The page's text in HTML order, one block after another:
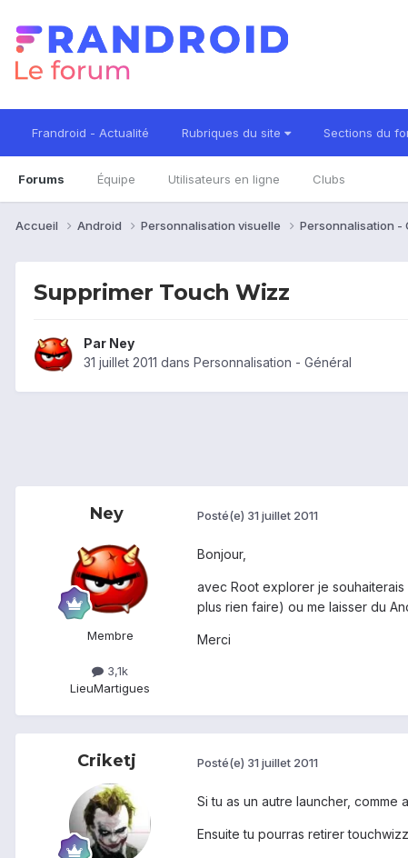
Frandroid - Actualité Rubriques du site Sections du
Forums Équipe Utilisateurs en ligne Clubs
Accueil Android Personnalisation visuelle Personnalisation -
Supprimer Touch Wizz
Par Ney
31 juillet 2011 dans Personnalisation - Général
Ney
Membre
3,1k
LieuMartigues
Posté(e) 31 juillet 2011
Bonjour,
avec Root explorer je
plus rien faire) ou me laisser du
Merci
Criketj Posté(e) 31 juillet 2011
Si tu as un autre launcher,
Ensuite tu pourras retirer